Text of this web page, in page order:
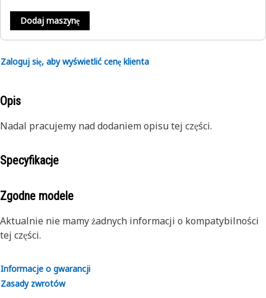
Dodaj maszynę
Zaloguj się, aby wyświetlić cenę klienta
Opis
Nadal pracujemy nad dodaniem opisu tej części.
Specyfikacje
Zgodne modele
Aktualnie nie mamy żadnych informacji o kompatybilności
tej części.
Informacje o gwarancji
Zasady zwrotów